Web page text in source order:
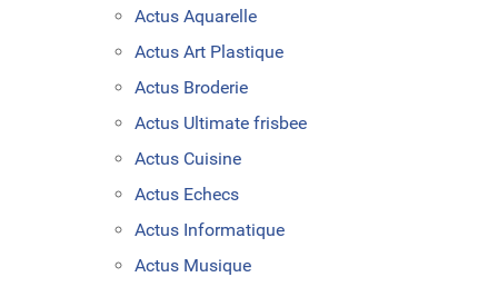
Actus Aquarelle
Actus Art Plastique
Actus Broderie
Actus Ultimate frisbee
Actus Cuisine
Actus Echecs
Actus Informatique
Actus Musique